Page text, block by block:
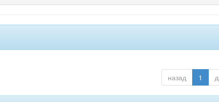
назад 1